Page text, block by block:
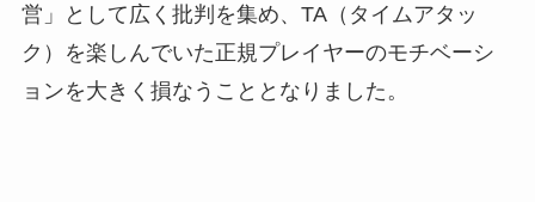
営」として広く批判を集め、TA（タイムアタッ
ク）を楽しんでいた正規プレイヤーのモチベーシ
ョンを大きく損なうこととなりました。